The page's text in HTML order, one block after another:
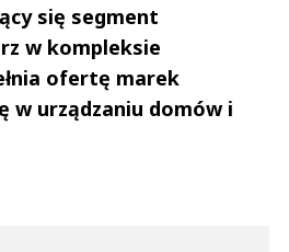
się segment
w kompleksie
ofertę marek
w urządzaniu domów i